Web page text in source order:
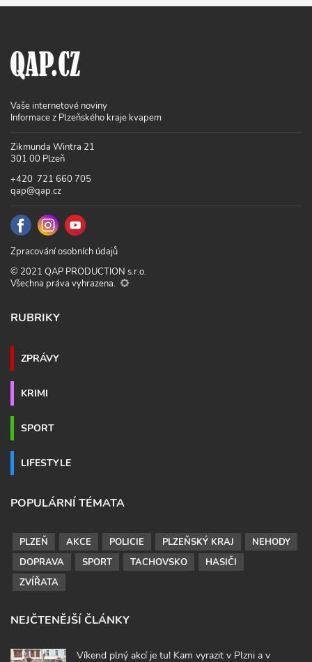
Vaše internetové noviny
Informace z Plzeňského kraje kvapem
Zikmunda Wintra 21
301 00 Plzeň
+420 721 660 705
qap@qap.cz
Zpracování osobních údajů
© 2021 QAP PRODUCTION s.r.o.
Všechna práva vyhrazena.
RUBRIKY
ZPRÁVY
KRIMI
SPORT
LIFESTYLE
POPULÁRNÍ TÉMATA
PLZEŇ AKCE POLICIE PLZEŇSKÝ KRAJ
NEHODY
DOPRAVA
SPORT TACHOVSKO
HASIČI
ZVÍŘATA
NEJČTENĚJŠÍ ČLÁNKY
Víkend plný akcí je tu! Kam vyrazit v Plzni a v